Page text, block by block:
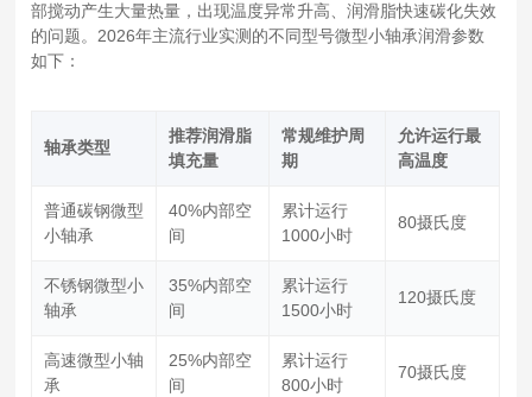
部搅动产生大量热量，出现温度异常升高、润滑脂快速碳化失效
的问题。2026年主流行业实测的不同型号微型小轴承润滑参数
如下：
轴承类型
推荐润滑脂
填充量
常规维护周
期
允许运行最
高温度
普通碳钢微型
小轴承
40%内部空
间
累计运行
1000小时
80摄氏度
不锈钢微型小
轴承
35%内部空
间
累计运行
1500小时
120摄氏度
高速微型小轴
承
25%内部空
间
累计运行
800小时
70摄氏度